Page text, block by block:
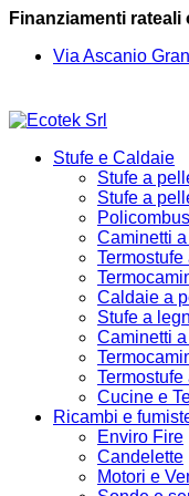
Finanziamenti
Via Ascanio
Stufe e Caldaie
Stufe a
Stufe a
Caminetti
Termostufe
Caldaie a
Stufe a
Caminetti
Termostufe
Cucine e
Ricambi e
Enviro Fire
Candelette
Motori e